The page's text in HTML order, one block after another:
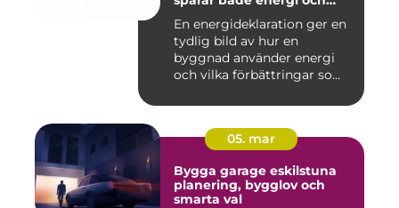
En energideklaration ger en
tydlig bild av hur en
byggnad använder energi
och vilka förbättringar so...
05. mar
Bygga garage eskilstuna
planering, bygglov och
smarta val